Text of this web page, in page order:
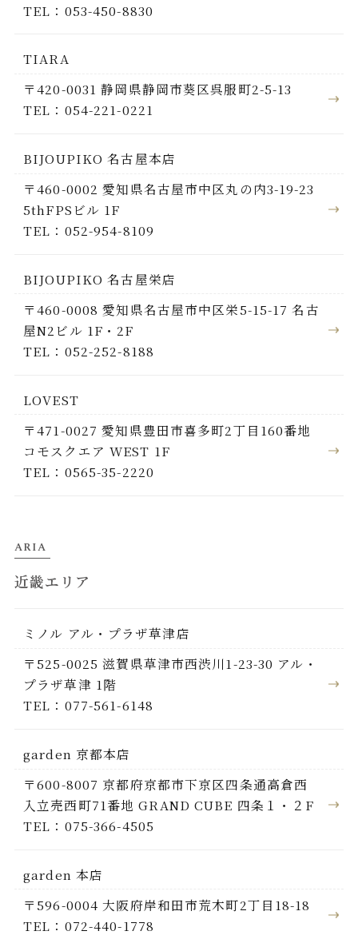
TEL：053-450-8830
TIARA
〒420-0031 静岡県静岡市葵区呉服町2-5-13
TEL：054-221-0221
BIJOUPIKO 名古屋本店
〒460-0002 愛知県名古屋市中区丸の内3-19-23
5thFPSビル 1F
TEL：052-954-8109
BIJOUPIKO 名古屋栄店
〒460-0008 愛知県名古屋市中区栄5-15-17 名古
屋N2ビル 1F・2F
TEL：052-252-8188
LOVEST
〒471-0027 愛知県豊田市喜多町2丁目160番地
コモスクエア WEST 1F
TEL：0565-35-2220
ARIA
近畿エリア
ミノル アル・プラザ草津店
〒525-0025 滋賀県草津市西渋川1-23-30 アル・
プラザ草津 1階
TEL：077-561-6148
garden 京都本店
〒600-8007 京都府京都市下京区四条通高倉西
入立売西町71番地 GRAND CUBE 四条１・２F
TEL：075-366-4505
garden 本店
〒596-0004 大阪府岸和田市荒木町2丁目18-18
TEL：072-440-1778